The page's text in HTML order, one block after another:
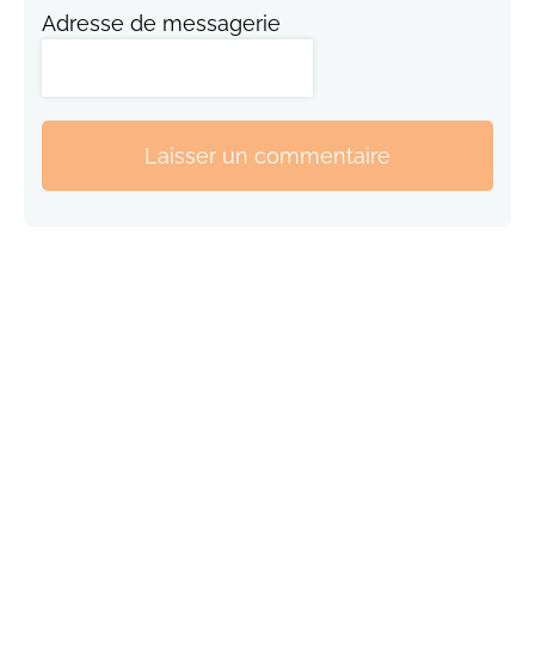
Adresse de messagerie
Laisser un commentaire